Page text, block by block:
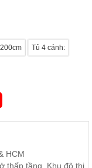
Tủ 4 cánh:
HCM
thấp tầng, Khu đô thị